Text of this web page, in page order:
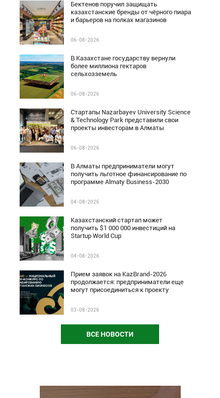
Бектенов поручил защищать
казахстанские бренды от чёрного пиара
и барьеров на полках магазинов
06-08-2026
В Казахстане государству вернули
более миллиона гектаров
сельхозземель
06-08-2026
Стартапы Nazarbayev University Science
& Technology Park представили свои
проекты инвесторам в Алматы
06-08-2026
В Алматы предприниматели могут
получить льготное финансирование по
программе Almaty Business-2030
04-08-2026
Казахстанский стартап может
получить $1 000 000 инвестиций на
Startup World Cup
04-08-2026
Прием заявок на KazBrand-2026
продолжается: предприниматели еще
могут присоединиться к проекту
03-08-2026
ВСЕ НОВОСТИ